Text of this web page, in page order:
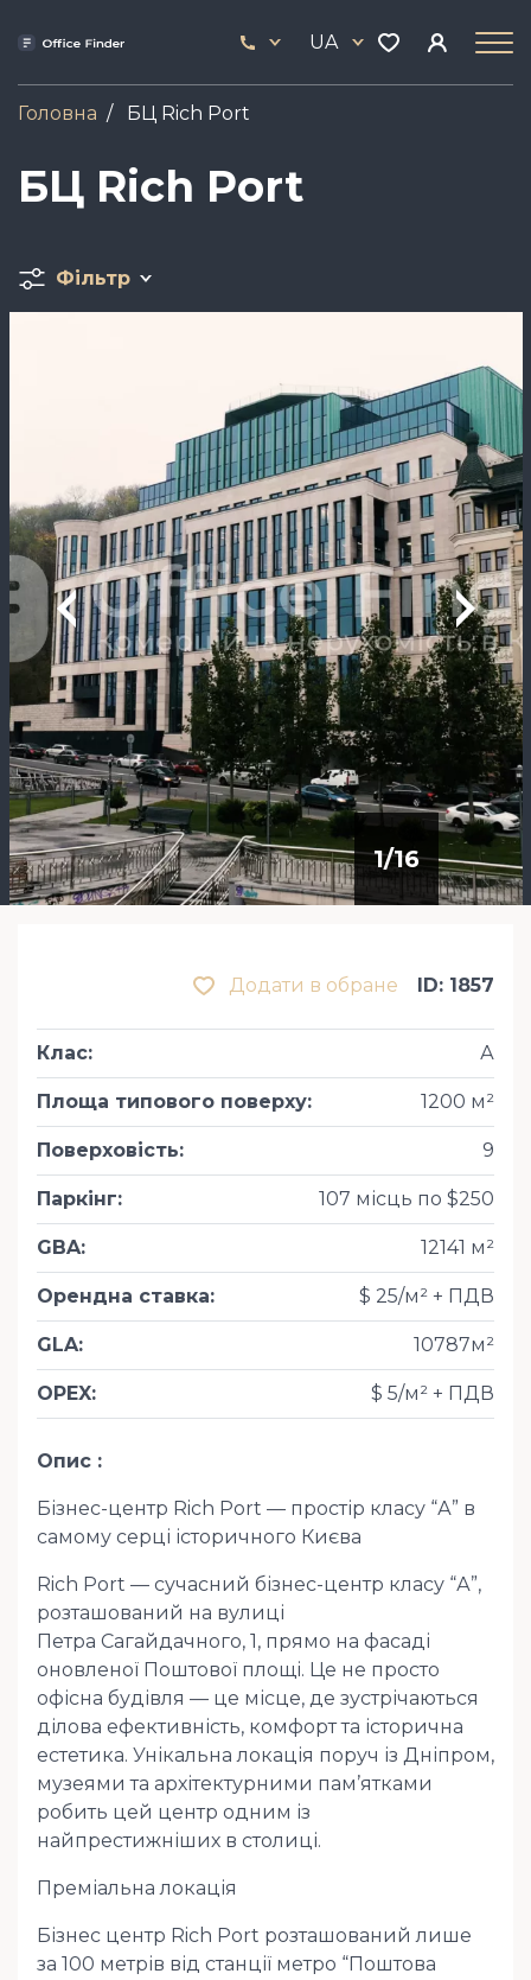
17
UA
Головна БЦ Rich Port
БЦ Rich Port
Фільтр
1/16
Додати в обране ID: 1857
Клас: А
Площа типового поверху: 1200 м²
Поверховість: 9
Паркінг: 107 місць по $250
GBA: 12141 м²
Орендна ставка: $ 25/м² + ПДВ
GLA: 10787м²
OPEX: $ 5/м² + ПДВ
Опис
Бізнес-центр Rich Port — простір класу “А” в
самому серці історичного Києва
Rich Port — сучасний бізнес-центр класу “А”,
розташований на вулиці
Петра Сагайдачного, 1, прямо на фасаді
оновленої Поштової площі. Це не просто
офісна будівля — це місце, де зустрічаються
ділова ефективність, комфорт та історична
естетика. Унікальна локація поруч із Дніпром,
музеями та архітектурними пам’ятками
робить цей центр одним із
найпрестижніших в столиці.
Преміальна локація
Бізнес центр Rich Port розташований лише
за 100 метрів від станції метро “Поштова